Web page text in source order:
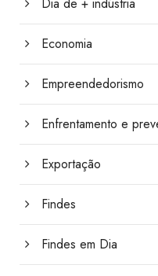
Dia de + indústria
Economia
Empreendedorismo
Enfrentamento e
Exportação
Findes
Findes em Dia